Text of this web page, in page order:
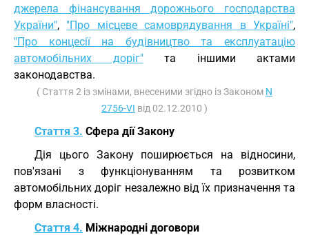
джерела фінансування дорожнього господарства
України", "Про місцеве самоврядування в Україні",
"Про концесії на будівництво та експлуатацію
автомобільних доріг"та іншими актами
законодавства.
( Стаття 2 із змінами, внесеними згідно із Законом N
2756-VI від 02.12.2010 )
Стаття 3. Сфера дії Закону
Дія цього Закону поширюється на відносини,
пов'язані з функціонуванням та розвитком
автомобільних доріг незалежно від їх призначення та
форм власності.
Стаття 4. Міжнародні договори